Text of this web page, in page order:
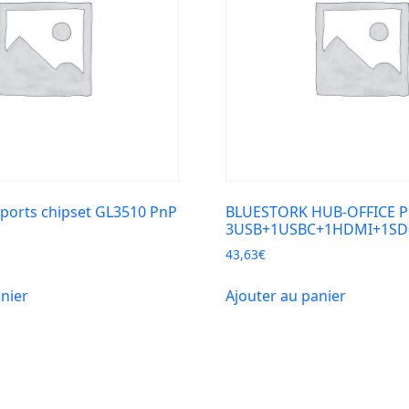
chipset GL3510 PnP
BLUESTORK HUB-OFFICE
43,63€
Ajouter au panier